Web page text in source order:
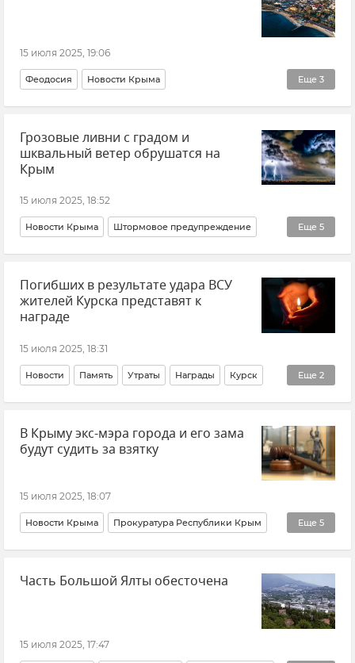
15 июля 2025, 19:06
Еще 3
Феодосия Новости Крыма
Безопасность Республики Крым и Севастополя
Учения Администрация Феодосии
Грозовые ливни с градом и
шквальный ветер обрушатся на
Крым
15 июля 2025, 18:52
Еще 5
Новости Крыма Штормовое предупреждение
Крым МЧС Крыма Погода в Крыму
Крымская погода Стихия
Погибших в результате удара ВСУ
жителей Курска представят к
награде
15 июля 2025, 18:31
Еще 2
Новости Память Утраты Награды Курск
Александр Хинштейн Обстрелы ВСУ
В Крыму экс-мэра города и его зама
будут судить за взятку
15 июля 2025, 18:07
Еще 5
Новости Крыма Прокуратура Республики Крым
Следком Крыма и Севастополя Красноперекопск
Взятка Суд
ФСБ РФ (Федеральная служба безопасности Российской Федерации)
Часть Большой Ялты обесточена
15 июля 2025, 17:47